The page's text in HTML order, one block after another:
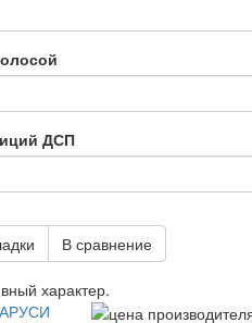
ДСП
В сравнение
характер.